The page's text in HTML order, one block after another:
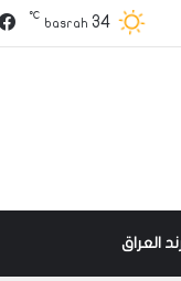
basrah 34
℃
العراق